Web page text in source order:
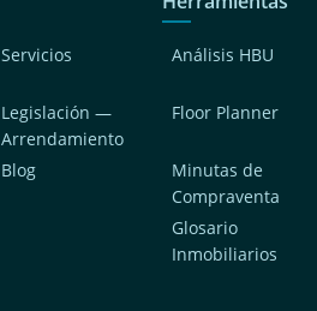
Servicios
Legislación —
Arrendamiento
Blog
Análisis HBU
Floor Planner
Minutas de
Compraventa
Glosario
Inmobiliarios